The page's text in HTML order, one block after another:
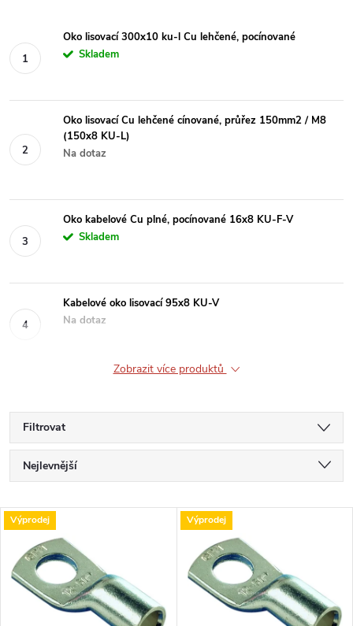
Oko lisovací 300x10 ku-l Cu lehčené, pocínované
Skladem
Oko lisovací Cu lehčené cínované, průřez 150mm2 / M8
(150x8 KU-L)
Na dotaz
Oko kabelové Cu plné, pocínované 16x8 KU-F-V
Skladem
Kabelové oko lisovací 95x8 KU-V
Na dotaz
Zobrazit více produktů
Filtrovat
Ř
a
z
e
Nejlevnější
Nejprodávanější
Abecedně
V
ý
p
Výprodej Výprodej